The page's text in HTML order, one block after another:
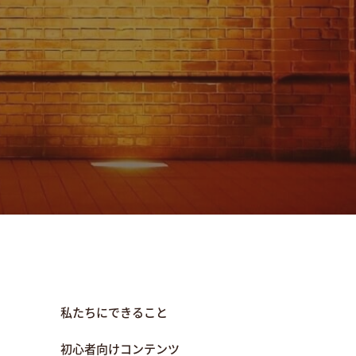
私たちにできること
初心者向けコンテンツ